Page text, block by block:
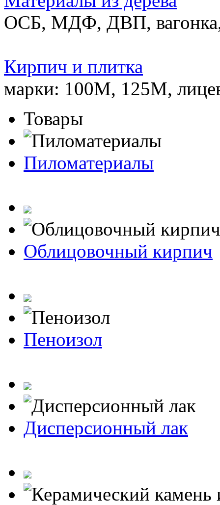
ОСБ, МДФ, ДВП,
Кирпич и плитка
марки: 100М, 125М,
Товары
Пиломатериалы
Облицовочный кирпич
Пеноизол
Дисперсионный лак